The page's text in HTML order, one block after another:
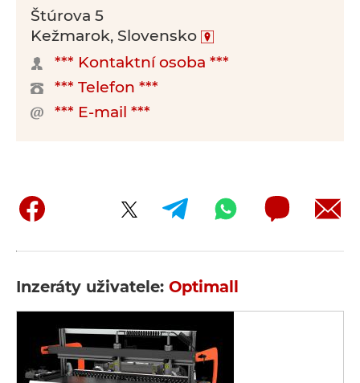
Štúrova 5
Kežmarok, Slovensko
*** Kontaktní osoba ***
*** Telefon ***
*** E-mail ***
Inzeráty uživatele: Optimall